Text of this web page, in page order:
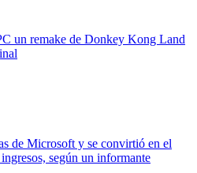
un remake de Donkey Kong Land
de Microsoft y se convirtió en el
según un informante